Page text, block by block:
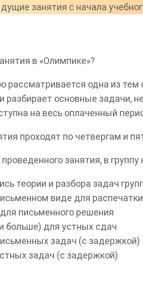
занятия с начала
в «Олимпике»?
одна из тем
разбирает основные задачи,
на весь оплаченный
проходят по четвергам и
занятия, в
теории и разбора задач
виде для распечатки
письменного решения
больше) для устных сдач
задач (с задержкой)
задач (с задержкой)